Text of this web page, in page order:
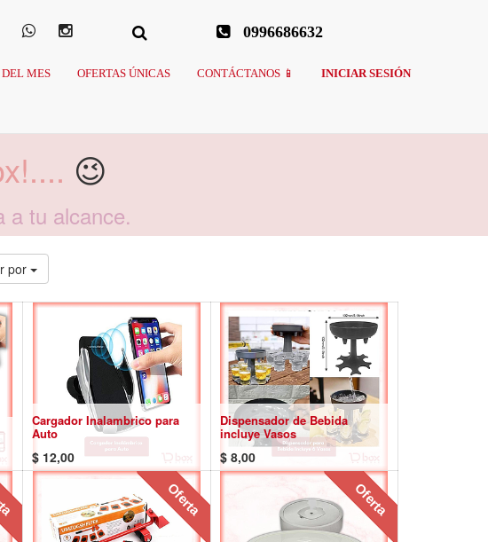
0996686632
DEL MES OFERTAS ÚNICAS CONTÁCTANOS 📱 INICIAR SESIÓN
😉
a tu alcance.
por
Cargador Inalambrico para
Auto
$ 12,00
Dispensador de Bebida
incluye Vasos
$ 8,00
Oferta Oferta